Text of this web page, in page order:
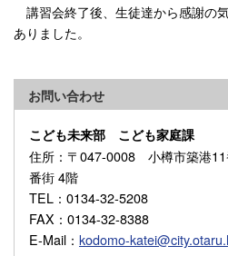
講習会終了後、生徒達から感謝の
ありました。
お問い合わせ
こども未来部 こども家庭課
住所 ：〒047-0008 小樽市築港
番街 4階
TEL ：0134-32-5208
FAX ：0134-32-8388
E-Mail ： kodomo-